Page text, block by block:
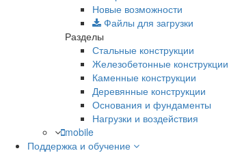
Новые возможности
Файлы для загрузки
Разделы
Стальные конструкции
Железобетонные конструкции
Каменные конструкции
Деревянные конструкции
Основания и фундаменты
Нагрузки и воздействия
mobile
Поддержка и обучение